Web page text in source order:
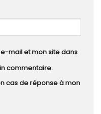
mail et mon site dans
commentaire.
cas de réponse à mon